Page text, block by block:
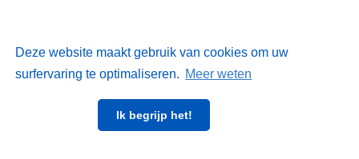
Deze website maakt gebruik van cookies om uw
surfervaring te optimaliseren. Meer weten
Ik begrijp het!